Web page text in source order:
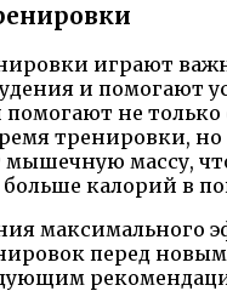
играют
и помогают
не только
тренировки, но
массу,
больше калорий в
максимального
перед